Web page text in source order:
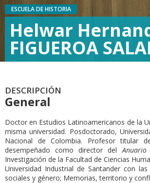
ESCUELA DE HISTORIA
Helwar
FIGUEROA
DESCRIPCIÓN
General
Doctor en Estudios Latinoamericanos de la
misma universidad. Posdoctorado,
Nacional de Colombia. Profesor titular
desempeñado como director del
Investigación de la Facultad de Ciencias
Universidad Industrial de Santander con
sociales y género; Memorias, territorio y